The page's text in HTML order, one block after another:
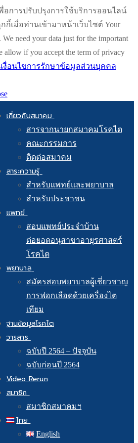
อการปรับปรุงการใช้บริการออนไลน์
กี้เมื่อท่านเข้ามาหน้าเว็บไซต์ Your
need your data just for the important
allow if you accept the term of privacy
งื่อนไขการรักษาข้อมูลส่วนบุคคล
เกี่ยวกับสมาคม
สารจากนายกสมาคมโรคไต
คณะกรรมการ
ติดต่อสมาคม
สาระความรู้
สำหรับแพทย์และพยาบาล
สำหรับประชาชน
แพทย์
สอบแพทย์ประจำบ้าน
ต่อยอดอนุสาขาอายุรศาสตร์
โรคไต
พยาบาล
สมัครสอบพยาบาลผู้เชี่ยวชาญ
การฟอกเลือดด้วยเครื่องไต
เทียม
ฐานข้อมูลโรคไต
วารสาร
ฉบับปี 2564 – ปัจจุบัน
ฉบับก่อนปี 2564
Video Rerun
สมาชิก
สมาชิกสมาคมฯ
ไทย
English